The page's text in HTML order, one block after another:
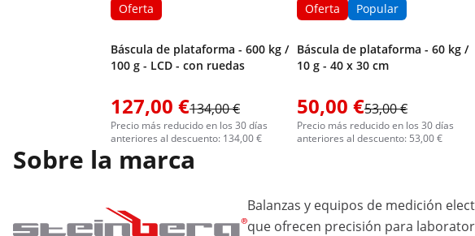
Oferta
Báscula de plataforma - 600 kg /
100 g - LCD - con ruedas
127,00 €134,00 €
Precio más reducido en los 30 días
anteriores al descuento: 134,00 €
Oferta Popular
Báscula de plataforma - 60 kg /
10 g - 40 x 30 cm
50,00 €53,00 €
Precio más reducido en los 30 días
anteriores al descuento: 53,00 €
Sobre la marca
Balanzas y equipos de medición
que ofrecen precisión para